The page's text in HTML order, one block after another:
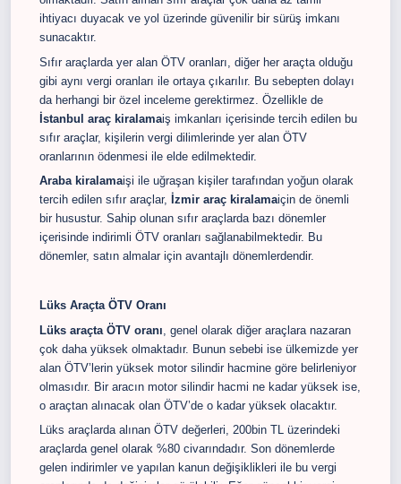
ihtiyacı duyacak ve yol üzerinde güvenilir bir sürüş imkanı
sunacaktır.
Sıfır araçlarda yer alan ÖTV oranları, diğer her araçta olduğu
gibi aynı vergi oranları ile ortaya çıkarılır. Bu sebepten dolayı
da herhangi bir özel inceleme gerektirmez. Özellikle de
İstanbul araç kiralamaiş imkanları içerisinde tercih edilen bu
sıfır araçlar, kişilerin vergi dilimlerinde yer alan ÖTV
oranlarının ödenmesi ile elde edilmektedir.
Araba kiralamaişi ile uğraşan kişiler tarafından yoğun olarak
tercih edilen sıfır araçlar, İzmir araç kiralamaiçin de önemli
bir husustur. Sahip olunan sıfır araçlarda bazı dönemler
içerisinde indirimli ÖTV oranları sağlanabilmektedir. Bu
dönemler, satın almalar için avantajlı dönemlerdendir.
Lüks Araçta ÖTV Oranı
Lüks araçta ÖTV oranı , genel olarak diğer araçlara nazaran
çok daha yüksek olmaktadır. Bunun sebebi ise ülkemizde yer
alan ÖTV’lerin yüksek motor silindir hacmine göre belirleniyor
olmasıdır. Bir aracın motor silindir hacmi ne kadar yüksek ise,
o araçtan alınacak olan ÖTV’de o kadar yüksek olacaktır.
Lüks araçlarda alınan ÖTV değerleri, 200bin TL üzerindeki
araçlarda genel olarak %80 civarındadır. Son dönemlerde
gelen indirimler ve yapılan kanun değişiklikleri ile bu vergi